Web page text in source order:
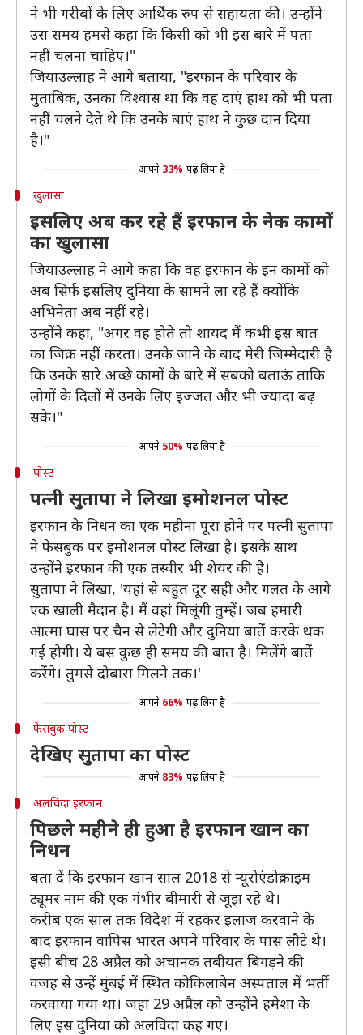
ने भी गरीबों के लिए आर्थिक रुप से सहायता की। उन्होंने
उस समय हमसे कहा कि किसी को भी इस बारे में पता
नहीं चलना चाहिए।"
जियाउल्लाह ने आगे बताया, "इरफान के परिवार के
मुताबिक, उनका विश्वास था कि वह दाएं हाथ को भी पता
नहीं चलने देते थे कि उनके बाएं हाथ ने कुछ दान दिया
है।"
आपने 33% पढ़ लिया है
खुलासा
इसलिए अब कर रहे हैं इरफान के नेक कामों
का खुलासा
जियाउल्लाह ने आगे कहा कि वह इरफान के इन कामों को
अब सिर्फ इसलिए दुनिया के सामने ला रहे हैं क्योंकि
अभिनेता अब नहीं रहे।
उन्होंने कहा, "अगर वह होते तो शायद मैं कभी इस बात
का जिक्र नहीं करता। उनके जाने के बाद मेरी जिम्मेदारी है
कि उनके सारे अच्छे कामों के बारे में सबको बताऊं ताकि
लोगों के दिलों में उनके लिए इज्जत और भी ज्यादा बढ़
सके।"
आपने 50% पढ़ लिया है
पोस्ट
पत्नी सुतापा ने लिखा इमोशनल पोस्ट
इरफान के निधन का एक महीना पूरा होने पर पत्नी सुतापा
ने फेसबुक पर इमोशनल पोस्ट लिखा है। इसके साथ
उन्होंने इरफान की एक तस्वीर भी शेयर की है।
सुतापा ने लिखा, 'यहां से बहुत दूर सही और गलत के आगे
एक खाली मैदान है। मैं वहां मिलूंगी तुम्हें। जब हमारी
आत्मा घास पर चैन से लेटेगी और दुनिया बातें करके थक
गई होगी। ये बस कुछ ही समय की बात है। मिलेंगे बातें
करेंगे। तुमसे दोबारा मिलने तक।'
आपने 66% पढ़ लिया है
फेसबुक पोस्ट
देखिए सुतापा का पोस्ट
आपने 83% पढ़ लिया है
अलविदा इरफान
पिछले महीने ही हुआ है इरफान खान का
निधन
बता दें कि इरफान खान साल 2018 से न्यूरोएंडोक्राइम
ट्यूमर नाम की एक गंभीर बीमारी से जूझ रहे थे।
करीब एक साल तक विदेश में रहकर इलाज करवाने के
बाद इरफान वापिस भारत अपने परिवार के पास लौटे थे।
इसी बीच 28 अप्रैल को अचानक तबीयत बिगड़ने की
वजह से उन्हें मुंबई में स्थित कोकिलाबेन अस्पताल में भर्ती
करवाया गया था। जहां 29 अप्रैल को उन्होंने हमेशा के
लिए इस दुनिया को अलविदा कह गए।